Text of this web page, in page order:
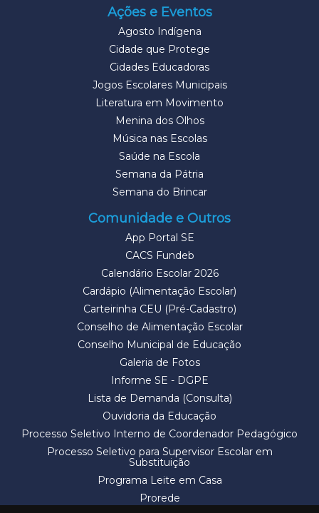
Ações e Eventos
Agosto Indígena
Cidade que Protege
Cidades Educadoras
Jogos Escolares Municipais
Literatura em Movimento
Menina dos Olhos
Música nas Escolas
Saúde na Escola
Semana da Pátria
Semana do Brincar
Comunidade e Outros
App Portal SE
CACS Fundeb
Calendário Escolar 2026
Cardápio (Alimentação Escolar)
Carteirinha CEU (Pré-Cadastro)
Conselho de Alimentação Escolar
Conselho Municipal de Educação
Galeria de Fotos
Informe SE - DGPE
Lista de Demanda (Consulta)
Ouvidoria da Educação
Processo Seletivo Interno de Coordenador Pedagógico
Processo Seletivo para Supervisor Escolar em
Substituição
Programa Leite em Casa
Prorede